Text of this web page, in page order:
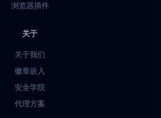
浏览器插件
关于
关于我们
徽章嵌入
安全学院
代理方案